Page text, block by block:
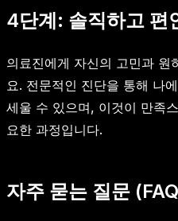
4단계: 솔직하고 편
의료진에게 자신의 고민과 원
요. 전문적인 진단을 통해 나
세울 수 있으며, 이것이 만족
요한 과정입니다.
자주 묻는 질문